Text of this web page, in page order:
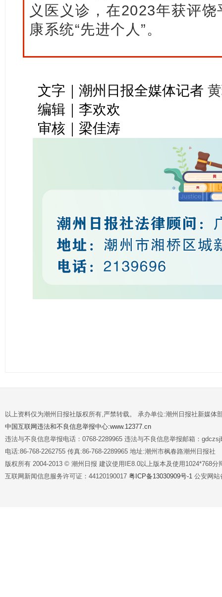
义医义诊，在2023年获评
康系统“先进个人”。
文字｜潮州日报全媒体记者
编辑｜李欢欢
审核｜梁佳涛
以上资料仅为潮州日报社版权所有,严禁转载。 承办单位:潮州日报社新媒体
中国互联网违法和不良信息举报中心:www.12377.cn
违法与不良信息举报电话：0768-2289965 违法与不良信息举报邮箱：
电话:86-768-2262755 传真:86-768-2289965 地址:潮州市枫春路潮州日报社
版权所有 2004-2013 © 潮州日报 建议使用IE8.0以上版本及使用1024*768分
互联网新闻信息服务许可证：44120190017 粤ICP备13030909号-1 公安网站